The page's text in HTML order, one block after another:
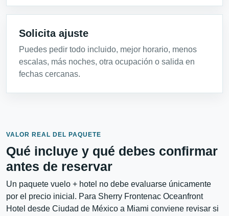
Solicita ajuste
Puedes pedir todo incluido, mejor horario, menos
escalas, más noches, otra ocupación o salida en
fechas cercanas.
VALOR REAL DEL PAQUETE
Qué incluye y qué debes confirmar
antes de reservar
Un paquete vuelo + hotel no debe evaluarse únicamente
por el precio inicial. Para Sherry Frontenac Oceanfront
Hotel desde Ciudad de México a Miami conviene revisar si